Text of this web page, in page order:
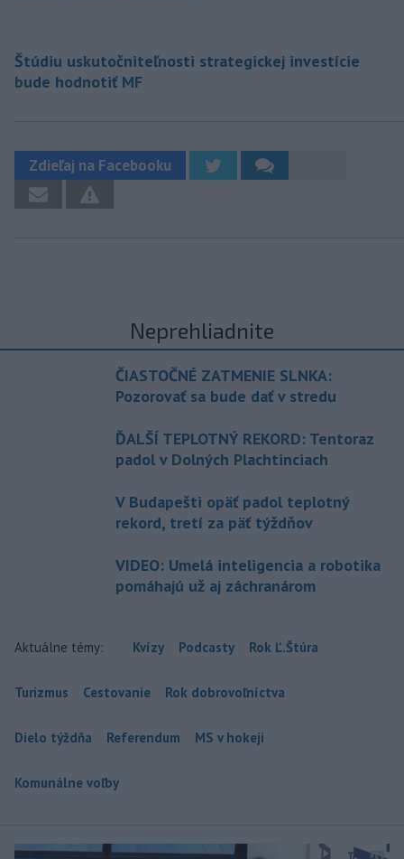
Štúdiu uskutočniteľnosti strategickej investície
bude hodnotiť MF
Zdieľaj na Facebooku
Neprehliadnite
ČIASTOČNÉ ZATMENIE SLNKA:
Pozorovať sa bude dať v stredu
ĎALŠÍ TEPLOTNÝ REKORD: Tentoraz
padol v Dolných Plachtinciach
V Budapešti opäť padol teplotný
rekord, tretí za päť týždňov
VIDEO: Umelá inteligencia a robotika
pomáhajú už aj záchranárom
Aktuálne témy: Kvízy Podcasty Rok Ľ.Štúra
Turizmus Cestovanie Rok dobrovoľníctva
Dielo týždňa Referendum MS v hokeji
Komunálne voľby